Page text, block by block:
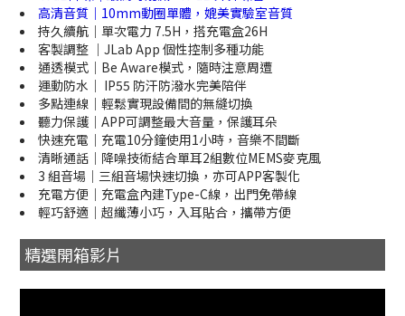
高清音質｜10mm動圈單體，媲美實驗室音質
持久續航｜單次電力 7.5H，搭充電盒26H
客製調整 ｜JLab App 個性控制多種功能
通透模式｜Be Aware模式，隨時注意周遭
運動防水｜ IP55 防汗防潑水完美陪伴
多點連線｜輕鬆實現設備間的無縫切換
聽力保護｜APP可調整最大音量，保護耳朵
快速充電｜充電10分鐘使用1小時，音樂不間斷
清晰通話｜降噪技術結合單耳2組數位MEMS麥克風
3 組音場｜三組音場快速切換，亦可APP客製化
充電方便｜充電盒內建Type-C線，出門免帶線
輕巧舒適｜超纖薄小巧，入耳貼合，攜帶方便
精選開箱影片